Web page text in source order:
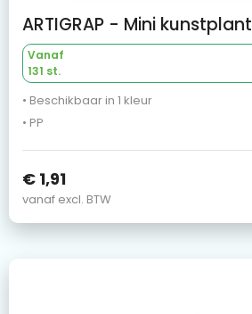
ARTIGRAP - Mini kunstplant
Vanaf
131 st.
• Beschikbaar in 1 kleur
• PP
€ 1,91
vanaf excl. BTW